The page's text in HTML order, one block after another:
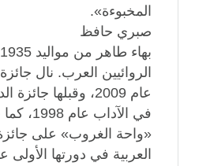
المخبوءة».
صبري حافظ
الروائيين العرب. نال
عام 2009، وقبلها
في
«واحة الغروب» على جائزة